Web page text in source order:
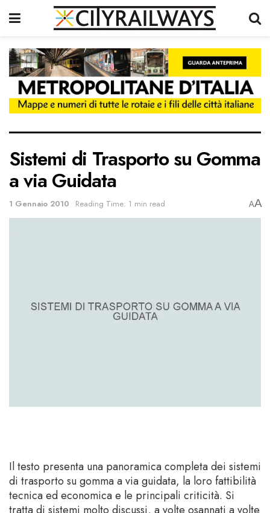
Sistemi di Trasporto su Gomma
a via Guidata
1 Gennaio 2010 Reading Time: 1 min read AA
Il testo presenta una panoramica completa dei sistemi
di trasporto su gomma a via guidata, la loro fattibilità
tecnica ed economica e le principali criticità. Si